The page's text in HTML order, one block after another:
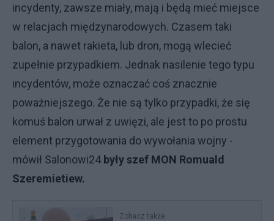
incydenty, zawsze miały, mają i będą mieć miejsce
w relacjach międzynarodowych. Czasem taki
balon, a nawet rakieta, lub dron, mogą wlecieć
zupełnie przypadkiem. Jednak nasilenie tego typu
incydentów, może oznaczać coś znacznie
poważniejszego. Że nie są tylko przypadki, że się
komuś balon urwał z uwięzi, ale jest to po prostu
element przygotowania do wywołania wojny -
mówił Salonowi24były szef MON Romuald
Szeremietiew.
Zobacz także